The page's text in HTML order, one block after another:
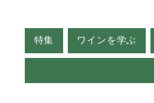
特集 ワインを学ぶ